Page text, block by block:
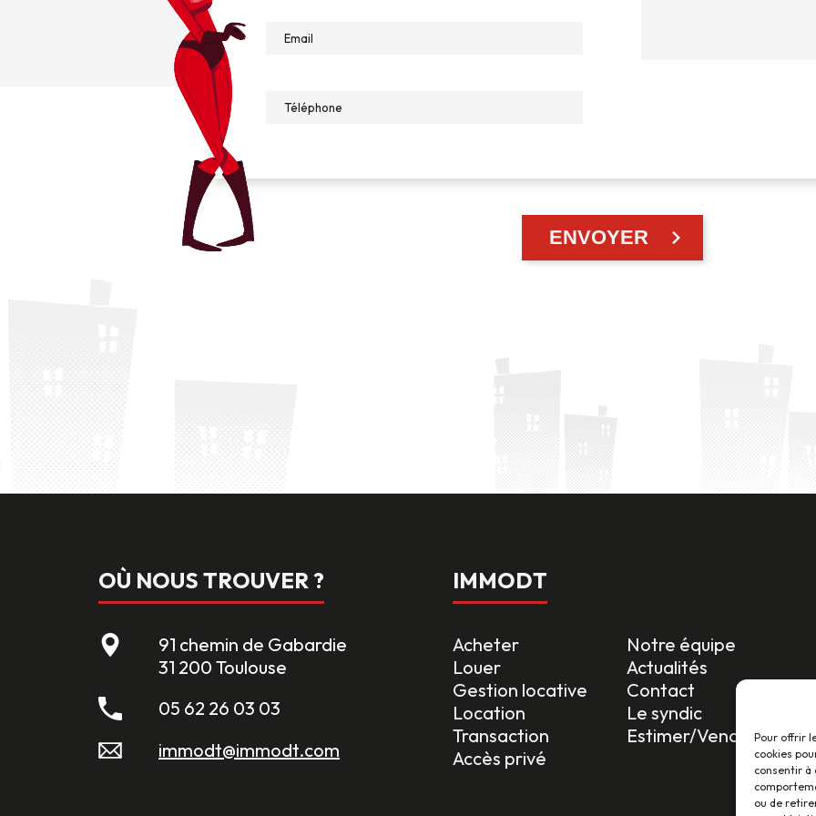
Pour offrir
cookies
consentir à
ou de
OÙ NOUS TROUVER ?
91 chemin de Gabardie
31 200 Toulouse
05 62 26 03 03
immodt@immodt.com
IMMODT
Acheter
Notre équipe
Louer
Actualités
Gestion locative
Contact
Location
Le syndic
Transaction
Estimer/Vendre
Accès privé